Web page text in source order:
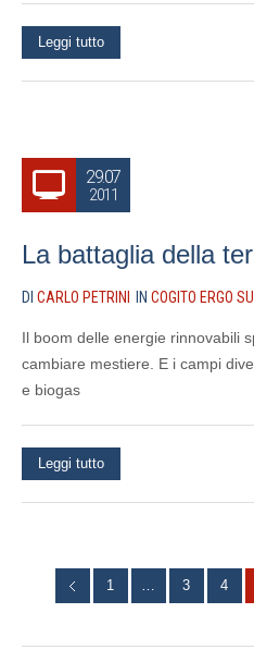
Leggi tutto
29.07
2011
La battaglia della
DI CARLO PETRINI IN COGITO ERGO
Il boom delle energie rinnovabili
cambiare mestiere. E i campi
e biogas
Leggi tutto
1 … 3 4